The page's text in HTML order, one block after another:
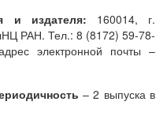
и издателя: 160014, г.
РАН. Тел.: 8 (8172) 59-78-
электронной почты –
– 2 выпуска в